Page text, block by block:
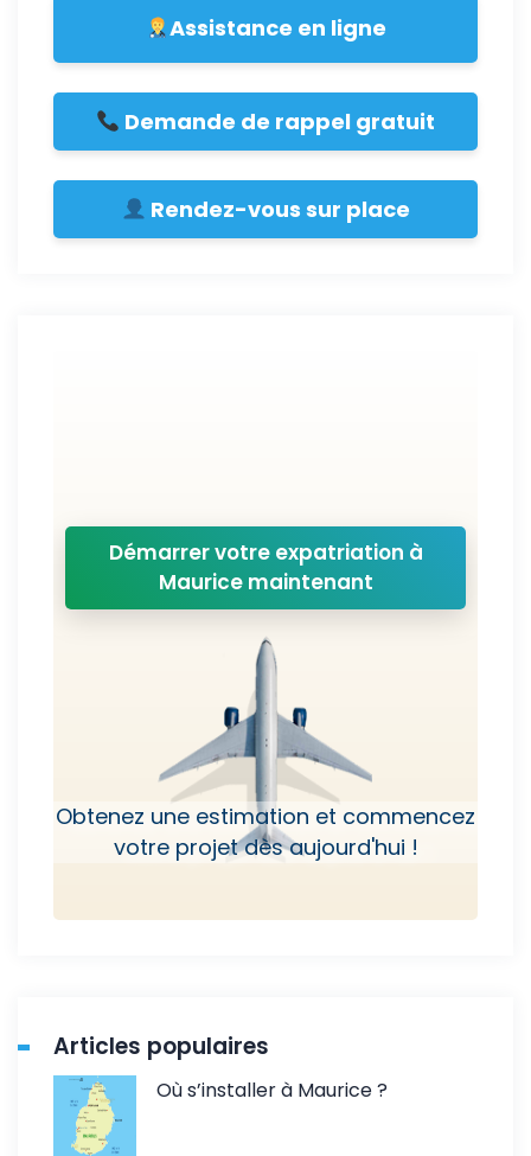
Assistance en ligne
Demande de rappel gratuit
Rendez-vous sur place
Démarrer votre expatriation à
Maurice maintenant
Obtenez une estimation et commencez
votre projet dès aujourd'hui !
Articles populaires
Où s’installer à Maurice ?